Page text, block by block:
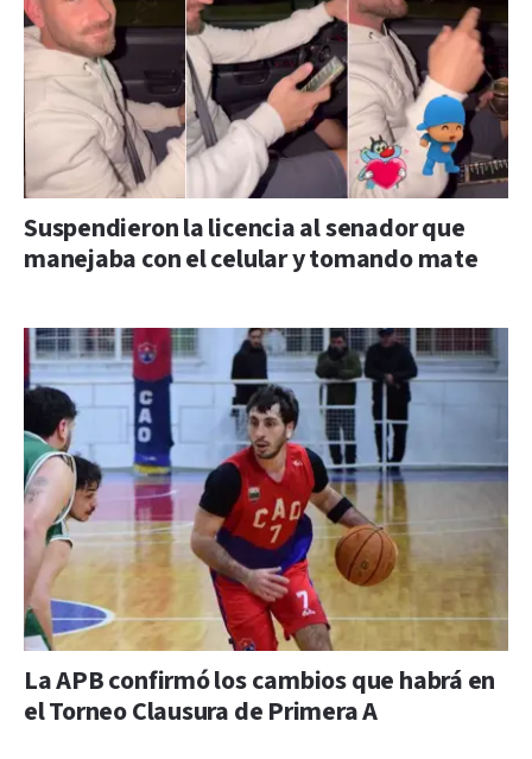
Suspendieron la licencia al senador que
manejaba con el celular y tomando mate
La APB confirmó los cambios que habrá en
el Torneo Clausura de Primera A